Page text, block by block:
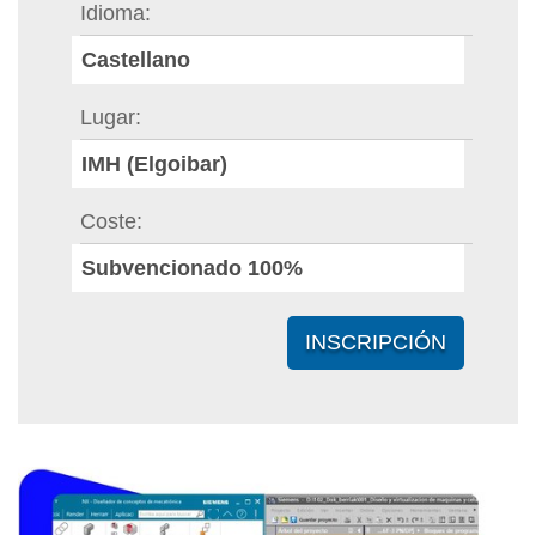
Idioma
Castellano
Lugar
IMH (Elgoibar)
Coste
Subvencionado 100%
INSCRIPCIÓN